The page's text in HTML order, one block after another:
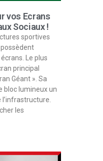
vos Ecrans
Sociaux !
sportives
Le plus
principal
Géant ». Sa
bloc lumineux un
les